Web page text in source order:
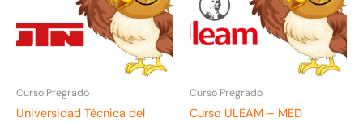
Curso Pregrado
Universidad Técnica del
Curso Pregrado
Curso ULEAM – MED